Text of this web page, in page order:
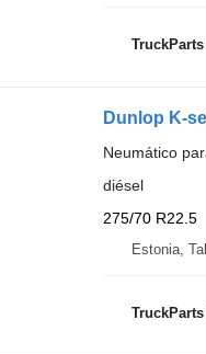
Dunlop K-
Neumático
diésel
275/70 R22.5
Estonia,